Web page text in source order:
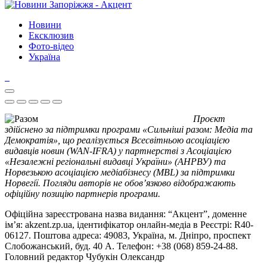
Новини
Ексклюзив
Фото-відео
Україна
Проєкт
здійснено за підтримки програми «Сильніші разом: Медіа та
Демократія», що реалізується Всесвітньою асоціацією
видавців новин (WAN-IFRA) у партнерстві з Асоціацією
«Незалежні регіональні видавці України» (АНРВУ) та
Норвезькою асоціацією медіабізнесу (MBL) за підтримки
Норвегії. Погляди авторів не обов’язково відображають
офіційну позицію партнерів програми.
Офіційна зареєстрована назва видання: “Акцент”, доменне
ім’я: akzent.zp.ua, ідентифікатор онлайн-медіа в Реєстрі: R40-
06127. Поштова адреса: 49083, Україна, м. Дніпро, проспект
Слобожанський, буд. 40 А. Телефон: +38 (068) 859-24-88.
Головний редактор Чубукін Олександр